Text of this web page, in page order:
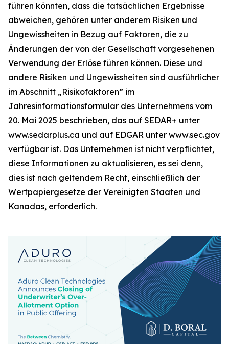
führen könnten, dass die tatsächlichen Ergebnisse
abweichen, gehören unter anderem Risiken und
Ungewissheiten in Bezug auf Faktoren, die zu
Änderungen der von der Gesellschaft vorgesehenen
Verwendung der Erlöse führen können. Diese und
andere Risiken und Ungewissheiten sind ausführlicher
im Abschnitt „Risikofaktoren” im
Jahresinformationsformular des Unternehmens vom
20. Mai 2025 beschrieben, das auf SEDAR+ unter
www.sedarplus.ca und auf EDGAR unter www.sec.gov
verfügbar ist. Das Unternehmen ist nicht verpflichtet,
diese Informationen zu aktualisieren, es sei denn,
dies ist nach geltendem Recht, einschließlich der
Wertpapiergesetze der Vereinigten Staaten und
Kanadas, erforderlich.